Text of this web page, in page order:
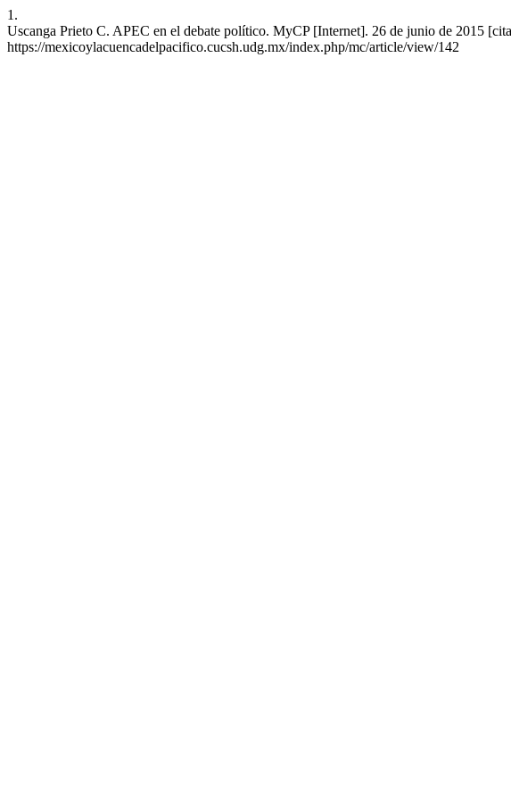
1.
Uscanga Prieto C. APEC en el debate político. MyCP [Internet]. 26 de junio de 2015
https://mexicoylacuencadelpacifico.cucsh.udg.mx/index.php/mc/article/view/142